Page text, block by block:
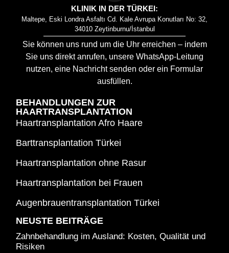
KLINIK IN DER TÜRKEI:
Maltepe, Eski Londra Asfaltı Cd. Kale Avrupa Konutları No: 32,
34010 Zeytinburnu/İstanbul
Sie können uns rund um die Uhr erreichen – indem
Sie uns direkt anrufen, unsere WhatsApp-Leitung
nutzen, eine Nachricht senden oder ein Formular
ausfüllen.
BEHANDLUNGEN ZUR
HAARTRANSPLANTATION
Haartransplantation Afro Haare
Barttransplantation Türkei
Haartransplantation ohne Rasur
Haartransplantation bei Frauen
Augenbrauentransplantation Türkei
NEUSTE BEITRÄGE
Zahnbehandlung im Ausland: Kosten, Qualität und
Risiken